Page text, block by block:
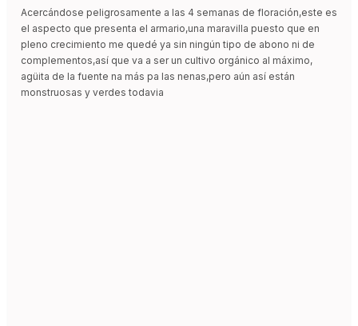
Acercándose peligrosamente a las 4 semanas de floración,este es
el aspecto que presenta el armario,una maravilla puesto que en
pleno crecimiento me quedé ya sin ningún tipo de abono ni de
complementos,así que va a ser un cultivo orgánico al máximo,
agüita de la fuente na más pa las nenas,pero aún así están
monstruosas y verdes todavia